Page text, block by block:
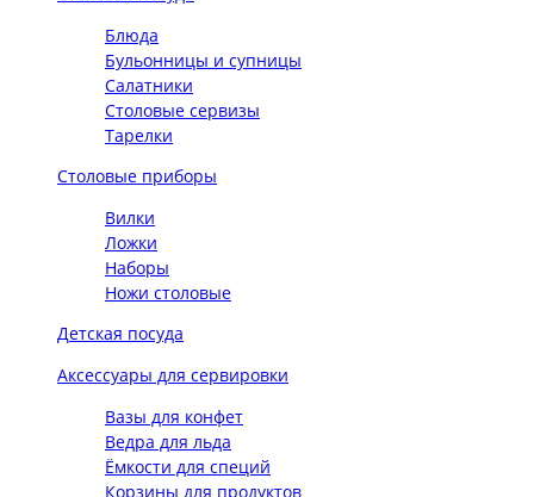
Блюда
Бульонницы и супницы
Салатники
Столовые сервизы
Тарелки
Столовые приборы
Вилки
Ложки
Наборы
Ножи столовые
Детская посуда
Аксессуары для сервировки
Вазы для конфет
Ведра для льда
Ёмкости для специй
Корзины для продуктов